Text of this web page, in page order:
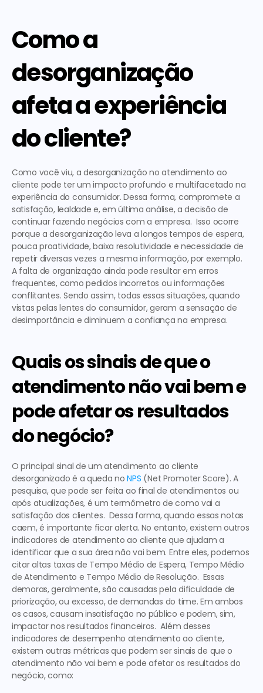
Como a
desorganização
afeta a experiência
do cliente?
Como você viu, a desorganização no atendimento ao
cliente pode ter um impacto profundo e multifacetado na
experiência do consumidor. Dessa forma, compromete a
satisfação, lealdade e, em última análise, a decisão de
continuar fazendo negócios com a empresa.  Isso ocorre
porque a desorganização leva a longos tempos de espera,
pouca proatividade, baixa resolutividade e necessidade de
repetir diversas vezes a mesma informação, por exemplo.
A falta de organização ainda pode resultar em erros
frequentes, como pedidos incorretos ou informações
conflitantes. Sendo assim, todas essas situações, quando
vistas pelas lentes do consumidor, geram a sensação de
desimportância e diminuem a confiança na empresa.
Quais os sinais de que o
atendimento não vai bem e
pode afetar os resultados
do negócio?
O principal sinal de um atendimento ao cliente
desorganizado é a queda no NPS (Net Promoter Score). A
pesquisa, que pode ser feita ao final de atendimentos ou
após atualizações, é um termômetro de como vai a
satisfação dos clientes.  Dessa forma, quando essas notas
indicadores de atendimento ao cliente que ajudam a
identificar que a sua área não vai bem. Entre eles, podemos
citar altas taxas de Tempo Médio de Espera, Tempo Médio
de Atendimento e Tempo Médio de Resolução.  Essas
demoras, geralmente, são causadas pela dificuldade de
priorização, ou excesso, de demandas do time. Em ambos
os casos, causam insatisfação no público e podem, sim,
indicadores de desempenho atendimento ao cliente,
existem outras métricas que podem ser sinais de que o
atendimento não vai bem e pode afetar os resultados do
negócio, como: